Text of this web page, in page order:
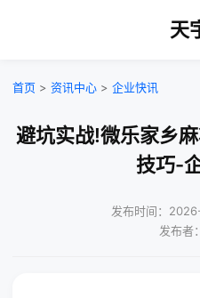
天
首页 > 资讯中心 > 企业快讯
避坑实战!微乐家乡
技巧-
发布时间：
发布者